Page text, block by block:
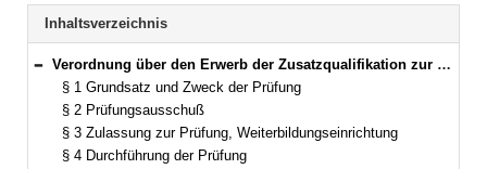
BAYERN.RECHT
letzten
Suche
Navigation
Inhaltsverzeichnis
Bereich reduzieren
Verordnung über den Erwerb der Zusatzqualifikation zur Erstellung der bautechnischen Nachweise im Sinn des Art. 62 der Bayerischen Bauordnung (ZusatzqualifikationsverordnungBau – ZQualVBau) Vom 17. Mai 1994 (GVBl. S. 401) BayRS 2132-1-22-B (§§ 1–15)
§ 1 Grundsatz und Zweck der Prüfung
§ 2 Prüfungsausschuß
§ 3 Zulassung zur Prüfung, Weiterbildungseinrichtung
§ 4 Durchführung der Prüfung